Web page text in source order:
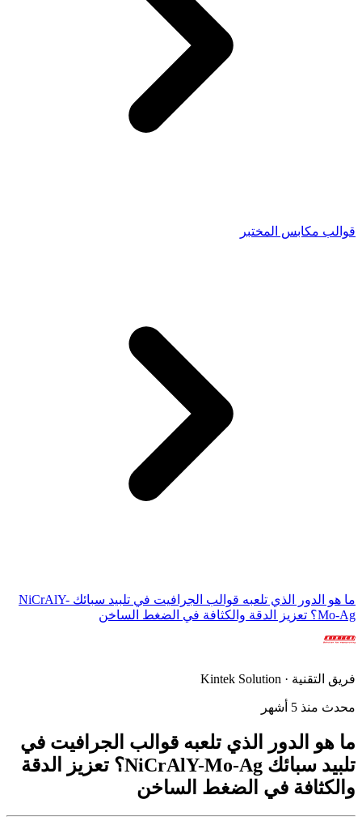
قوالب مكابس المختبر
ما هو الدور الذي تلعبه قوالب الجرافيت في تلبيد سبائك NiCrAlY-
Mo-Ag؟ تعزيز الدقة والكثافة في الضغط الساخن
فريق التقنية · Kintek Solution
محدث منذ 5 أشهر
ما هو الدور الذي تلعبه قوالب الجرافيت في
تلبيد سبائك NiCrAlY-Mo-Ag؟ تعزيز الدقة
والكثافة في الضغط الساخن